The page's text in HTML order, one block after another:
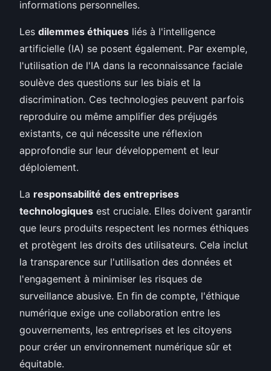
informations personnelles.
Les dilemmes éthiques liés à l'intelligence
artificielle (IA) se posent également. Par exemple,
l'utilisation de l'IA dans la reconnaissance faciale
soulève des questions sur les biais et la
discrimination. Ces technologies peuvent parfois
reproduire ou même amplifier des préjugés
existants, ce qui nécessite une réflexion
approfondie sur leur développement et leur
déploiement.
La responsabilité des entreprises
technologiques est cruciale. Elles doivent garantir
que leurs produits respectent les normes éthiques
et protègent les droits des utilisateurs. Cela inclut
la transparence sur l'utilisation des données et
l'engagement à minimiser les risques de
surveillance abusive. En fin de compte, l'éthique
numérique exige une collaboration entre les
gouvernements, les entreprises et les citoyens
pour créer un environnement numérique sûr et
équitable.